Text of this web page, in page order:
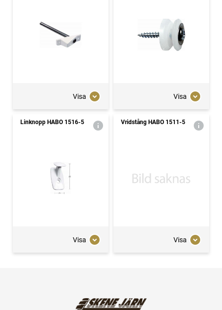
Visa Visa
Linknopp HABO 1516-5
Visa
Vridstång HABO 1511-5
Visa